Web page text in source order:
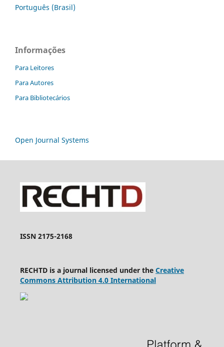
Português (Brasil)
Informações
Para Leitores
Para Autores
Para Bibliotecários
Open Journal Systems
ISSN 2175-2168
RECHTD is a journal licensed under the Creative
Commons Attribution 4.0 International